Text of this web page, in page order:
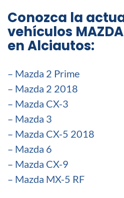
Conozca la
vehículos
en Alciautos:
– Mazda 2 Prime
– Mazda 2 2018
– Mazda CX-3
– Mazda 3
– Mazda CX-5 2018
– Mazda 6
– Mazda CX-9
– Mazda MX-5 RF